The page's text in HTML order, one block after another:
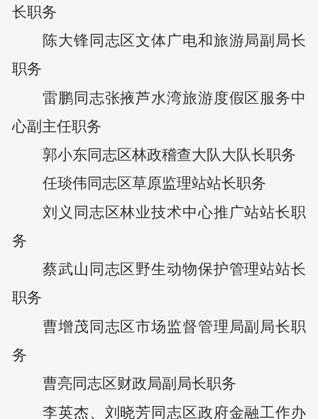
长职务
陈大锋 同志区文体广电和旅游局副局长
职务
雷鹏同志张掖芦水湾旅游度假区服务中
心副主任职务
郭小东同志区林政稽查大队大队长职务
任琰伟 同志区草原监理站站长职务
刘义 同志区林业技术中心推广站站长职
务
蔡武山 同志区野生动物保护管理站站长
职务
曹增茂 同志区市场监督管理局副局长职
务
曹亮 同志区财政局副局长职务
李英杰、 刘晓芳同志区政府金融工作办